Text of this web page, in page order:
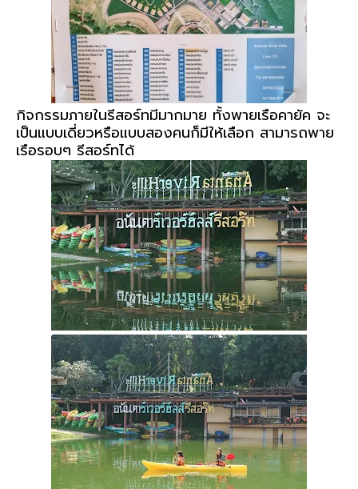
กิจกรรมภายในรีสอร์ทมีมากมาย ทั้งพายเรือคายัค จะ
เป็นแบบเดี่ยวหรือแบบสองคนก็มีให้เลือก สามารถพาย
เรือรอบๆ รีสอร์ทได้